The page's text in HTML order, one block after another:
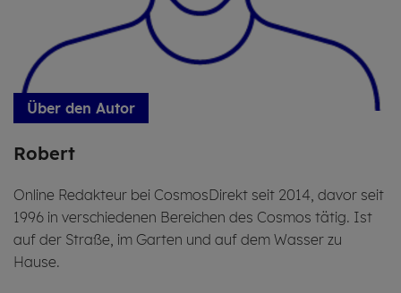
Über den Autor
Ro­bert
Online Redakteur bei CosmosDirekt seit 2014, davor seit
1996 in verschiedenen Bereichen des Cosmos tätig. Ist
auf der Straße, im Garten und auf dem Wasser zu
Hause.